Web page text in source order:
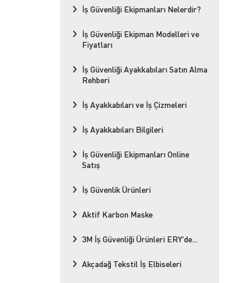
İş Güvenliği Ekipmanları Nelerdir?
İş Güvenliği Ekipman Modelleri ve
Fiyatları
İş Güvenliği Ayakkabıları Satın Alma
Rehberi
İş Ayakkabıları ve İş Çizmeleri
İş Ayakkabıları Bilgileri
İş Güvenliği Ekipmanları Online
Satış
İş Güvenlik Ürünleri
Aktif Karbon Maske
3M İş Güvenliği Ürünleri ERY'de...
Akçadağ Tekstil İş Elbiseleri